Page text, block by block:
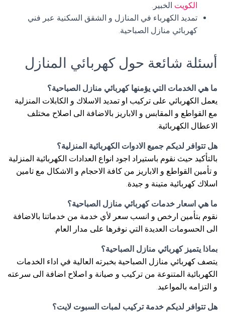
الكويت الخبير.
تمديد الكهرباء في المنازل و الشقق السكنية عبر فني
كهربائي منازل الصباحية.
أسئلة شائعة حول كهربائي المنازل
ما هي الخدمات التي يؤمنها كهربائي منازل الصباحية؟
يعمل الكهربائي على تركيب او تمديد الاسلاك و الكابلات المنزلية
مع القواطع و المقابس و الاباريز بالاضافة الى اصلاح مختلف
الاعطال الكهربائية.
هل تتوافر لديكم جميع الادوات الكهربائية المنزلية؟
بالتأكيد حيث نقوم باستيراد اجود انواع العدادات الكهربائية المنزلية
و تأمين القواطع و الاباريز من كافة الاحجام و الاشكال مع تامين
اسلاك كهربائية متينة و جيدة.
ما هي اسعار خدمات كهربائي منازل الصباحية؟
نقوم بتأمين ارخص و انسب سعر لأي خدمة من خدماتنا بالاضافة
الى الحسومات العديدة التي نوفرها على مدار العام.
بماذا يتميز كهربائي منازل الصباحية؟
يتصف كهربائي منازل الصباحية بخبرته العالية في اداء الخدمات
الكهربائية المتنوعة من تركيب و صيانة و اصلاح اضافة الى سرعته
و التزامه بالمواعيد.
هل تتوافر لديكم خدمة تركيب لمبات السبوت لايت؟